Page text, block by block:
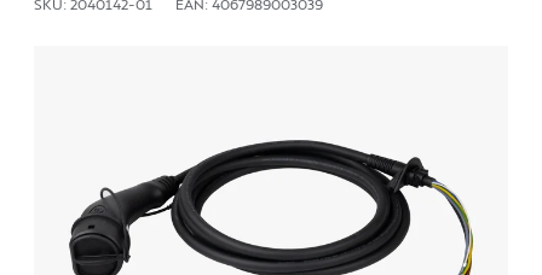
SKU: 2040142-01 EAN: 4067989003039